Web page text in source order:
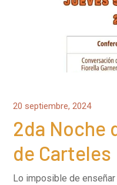
20 septiembre, 2024
2da Noche
de Carteles
Lo imposible de